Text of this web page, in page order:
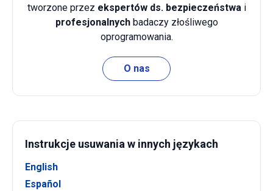
tworzone przez ekspertów ds. bezpieczeństwai
profesjonalnychbadaczy złośliwego
oprogramowania.
O nas
Instrukcje usuwania w innych językach
English
Español